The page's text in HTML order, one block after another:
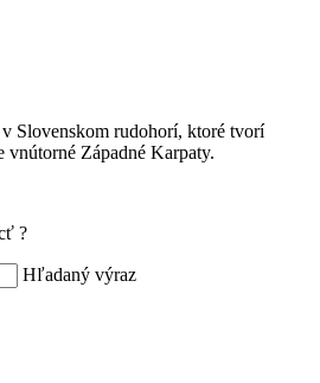
Slovenskom rudohorí, ktoré tvorí
vnútorné Západné Karpaty.
?
Hľadaný výraz